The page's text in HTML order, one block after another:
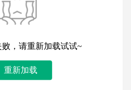
，请重新加载试试~
重新加载